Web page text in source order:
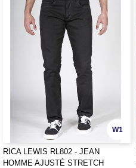
W1
RICA LEWIS RL802 - JEAN
HOMME AJUSTÉ STRETCH